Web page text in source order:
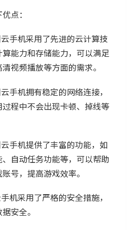
点：
手机采用了先进的云计算技
能力和存储能力，可以满足
视频播放等方面的需求。
手机拥有稳定的网络连接，
程中不会出现卡顿、掉线等
手机提供了丰富的功能，如
自动任务功能等，可以帮助
号，提高游戏效率。
机采用了严格的安全措施，
安全。